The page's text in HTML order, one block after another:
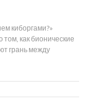
киборгами?»
как бионические
грань между